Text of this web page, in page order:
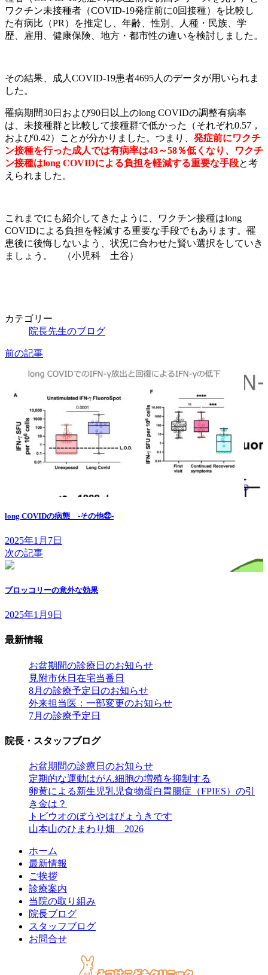
ワクチン未接種者（COVID-19発症前に0回接種）を比較し
た有病比（PR）を推定し、年齢、性別、人種・民族、学
歴、雇用、健康保険、地方・都市性の違いを検討しました。
その結果、成人COVID-19患者4695人のデータが用いられま
した。
罹病期間30日および90日以上のlong COVIDの調整有病率
は、未接種群と比較して接種群で低かった（それぞれ0.57，
および0.42）ことが分かりました。つまり、 発症前にワクチ
ン接種を行った成人では有病率は43～58％低くなり、ワクチ
ン接種はlong COVIDによる負担を軽減する重要な手段と考
えられました。
これまでにも紹介してきたように、ワクチン接種はlong
COVIDによる負担を軽減する重要な手段でもあります。罹
患後に後悔しないよう、状況に合わせた賢い選択をしていき
ましょう。 （小児科 土谷）
カテゴリー
院長先生のブログ
前の記事
long COVIDの病態 -その他㉒-
2025年1月7日
次の記事
ブロッコリーの意外な効果
2025年1月9日
最新情報
お盆期間の診療日のお知らせ
見附市休日在宅当番日
8月の診療予定日のお知らせ
外来担当医：一部変更のお知らせ
7月の診療予定日
院長・スタッフブログ
お盆期間の診療日のお知らせ
定期的な運動はがん細胞の増殖を抑制する
卵黄による新生児乳児食物蛋白胃腸症（FPIES）の引
き金は？
トビウオのぼうやはびょうきです
山本山のひまわり畑 2026
ホーム
最新情報
ご挨拶
診療案内
当院の取り組み
院長ブログ
スタッフブログ
お問合せ